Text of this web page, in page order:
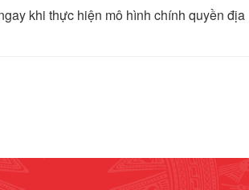
khi thực hiện mô hình chính quyền địa